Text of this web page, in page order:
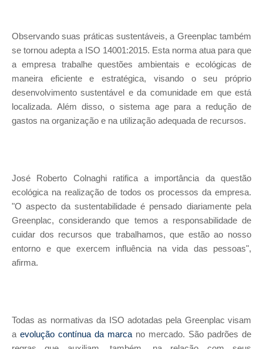
Observando suas práticas sustentáveis, a Greenplac também
se tornou adepta a ISO 14001:2015. Esta norma atua para que
a empresa trabalhe questões ambientais e ecológicas de
maneira eficiente e estratégica, visando o seu próprio
desenvolvimento sustentável e da comunidade em que está
localizada. Além disso, o sistema age para a redução de
gastos na organização e na utilização adequada de recursos.
José Roberto Colnaghi ratifica a importância da questão
ecológica na realização de todos os processos da empresa.
"O aspecto da sustentabilidade é pensado diariamente pela
Greenplac, considerando que temos a responsabilidade de
cuidar dos recursos que trabalhamos, que estão ao nosso
entorno e que exercem influência na vida das pessoas",
afirma.
Todas as normativas da ISO adotadas pela Greenplac visam
a evolução contínua da marca no mercado. São padrões de